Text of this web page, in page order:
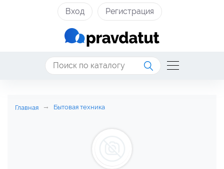
Вход Регистрация
Главная Бытовая техника